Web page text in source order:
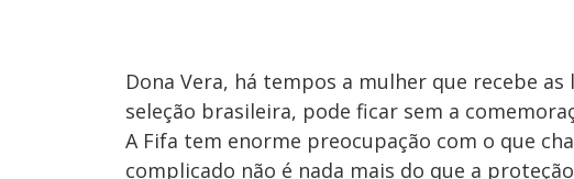
Dona Vera, há tempos a mulher que recebe
seleção brasileira, pode ficar sem a
A Fifa tem enorme preocupação com o que
complicado não é nada mais do que a